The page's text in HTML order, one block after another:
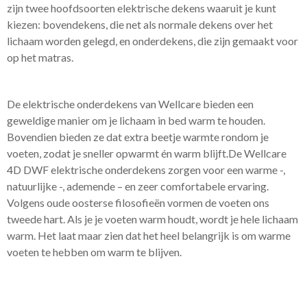
zijn twee hoofdsoorten elektrische dekens waaruit je kunt
kiezen: bovendekens, die net als normale dekens over het
lichaam worden gelegd, en onderdekens, die zijn gemaakt voor
op het matras.
De elektrische onderdekens van Wellcare bieden een
geweldige manier om je lichaam in bed warm te houden.
Bovendien bieden ze dat extra beetje warmte rondom je
voeten, zodat je sneller opwarmt én warm blijft.De Wellcare
4D DWF elektrische onderdekens zorgen voor een warme -,
natuurlijke -, ademende – en zeer comfortabele ervaring.
Volgens oude oosterse filosofieën vormen de voeten ons
tweede hart. Als je je voeten warm houdt, wordt je hele lichaam
warm. Het laat maar zien dat het heel belangrijk is om warme
voeten te hebben om warm te blijven.